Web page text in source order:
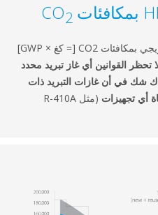
2
يتم التعبير عن أهداف التخفيض التدريجي بمكافئات CO2 [= كغ × GWP]
أي غاز تبريد محدد
التبريد ذات
(مثل R-410A